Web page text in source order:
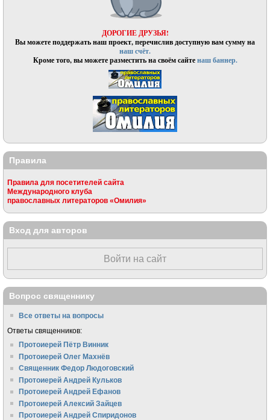
ДОРОГИЕ ДРУЗЬЯ!
Вы можете поддержать наш проект, перечислив доступную вам сумму на
наш счёт.
Кроме того, вы можете разместить на своём сайтенаш баннер.
Правила
Правила для посетителей сайта
Международного клуба
православных литераторов «Омилия»
Вход для авторов
Войти на сайт
Вопрос священнику
Все ответы на вопросы
Ответы священников:
Протоиерей Пётр Винник
Протоиерей Олег Махнёв
Священник Федор Людоговский
Протоиерей Андрей Кульков
Протоиерей Андрей Ефанов
Протоиерей Алексий Зайцев
Протоиерей Андрей Спиридонов